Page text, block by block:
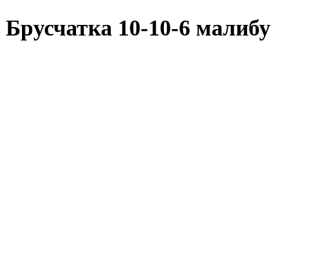
Брусчатка 10-10-6 малибу